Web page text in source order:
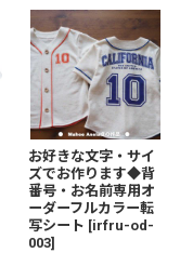
お好きな文字・サイ
ズでお作ります◆背
番号・お名前専用オ
ーダーフルカラー転
写シート [irfru-od-
003]